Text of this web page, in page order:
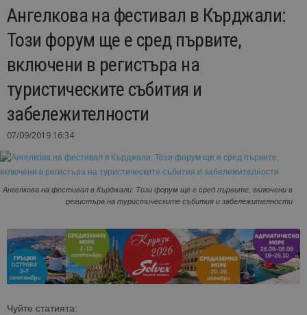
Ангелкова на фестивал в Кърджали:
Този форум ще е сред първите,
включени в регистъра на
туристическите събития и
забележителности
07/09/2019 16:34
Ангелкова на фестивал в Кърджали: Този форум ще е сред първите, включени в
регистъра на туристическите събития и забележителности
Чуйте статията: